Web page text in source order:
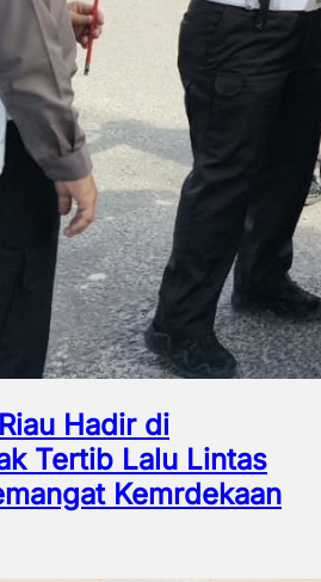
Hadir di
Tertib Lalu Lintas
Kemrdekaan